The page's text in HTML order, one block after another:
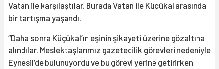
Vatan ile karşılaştılar. Burada Vatan ile Küçükal arasında
bir tartışma yaşandı.
“Daha sonra Küçükal’ın eşinin şikayeti üzerine gözaltına
alındılar. Meslektaşlarımız gazetecilik görevleri nedeniyle
Eynesil’de bulunuyordu ve bu görevi yerine getirirken